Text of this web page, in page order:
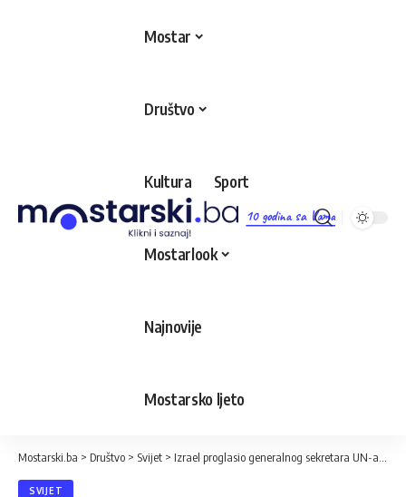
10 godina sa Vama
Mostar
Društvo
Kultura Sport
Mostarlook
Najnovije
Mostarsko ljeto
Mostarski.ba > Društvo > Svijet > Izrael proglasio generalnog sekretara UN-a “personom non grata” i zabranio mu ulazak u zemlju
SVIJET